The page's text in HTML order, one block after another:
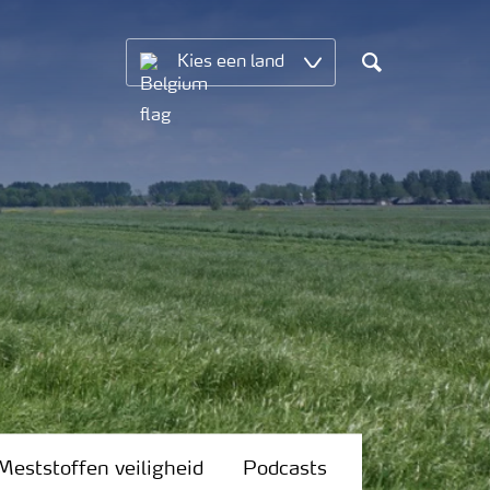
Kies een land
Search
veiligheid Podcasts